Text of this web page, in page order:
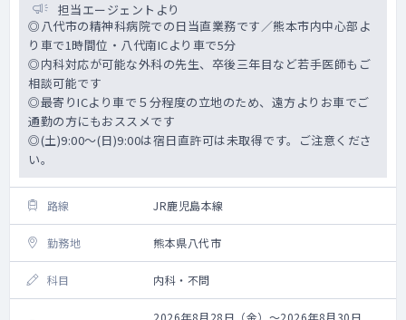
担当エージェントより
◎八代市の精神科病院での日当直業務です／熊本市内中心部よ
り車で1時間位・八代南ICより車で5分
◎内科対応が可能な外科の先生、卒後三年目など若手医師もご
相談可能です
◎最寄りICより車で５分程度の立地のため、遠方よりお車でご
通勤の方にもおススメです
◎(土)9:00～(日)9:00は宿日直許可は未取得です。ご注意くださ
い。
路線 JR鹿児島本線
勤務地 熊本県八代市
科目 内科・不問
2026年8月28日（金）～2026年8月30日